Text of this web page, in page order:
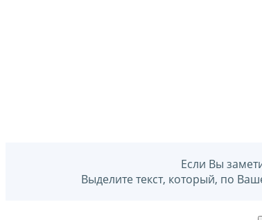
Если Вы
Выделите текст, который, по